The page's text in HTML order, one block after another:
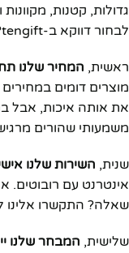
גדולות, קטנות,
לבחור דווקא ב-tengift?
ראשית, המחיר שלנו
את אותה איכות, אבל
משמעותי שהורים
שנית, השירות שלנו
אינטרנט עם רובוטים.
שאלה? התקשרו אלינו
שלישית, המבחר שלנו